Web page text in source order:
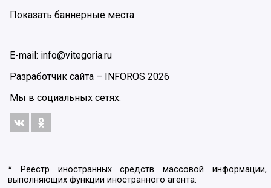
Показать баннерные места
E-mail: info@vitegoria.ru
Разработчик сайта – INFOROS 2026
Мы в социальных сетях:
* Реестр иностранных средств массовой информации,
выполняющих функции иностранного агента: